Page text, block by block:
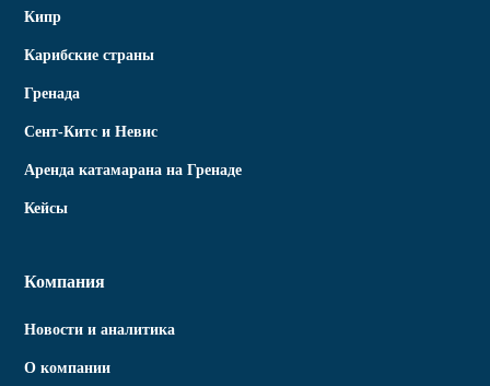
Кипр
Карибские страны
Гренада
Сент-Китс и Невис
Аренда катамарана на Гренаде
Кейсы
Компания
Новости и аналитика
О компании